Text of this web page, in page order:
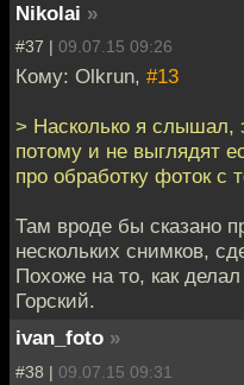
Nikolai »
#37 | 09.07.15 09:26
Кому: Olkrun, #13
> Насколько я слышал,
потому и не выглядят
про обработку фоток с
Там вроде бы сказано
нескольких снимков,
Похоже на то, как
Горский.
ivan_foto »
#38 | 09.07.15 09:31